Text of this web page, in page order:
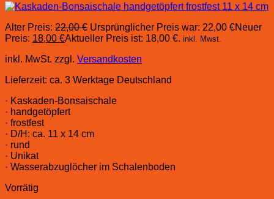
Alter Preis: 22,00€ Ursprünglicher Preis war: 22,00 €Neuer
Preis: 18,00 €Aktueller Preis ist: 18,00 €. inkl. Mwst.
inkl. MwSt. zzgl. Versandkosten
Lieferzeit: ca. 3 Werktage Deutschland
· Kaskaden-Bonsaischale
· handgetöpfert
· frostfest
· D/H: ca. 11 x 14 cm
· rund
· Unikat
· Wasserabzuglöcher im Schalenboden
Vorrätig